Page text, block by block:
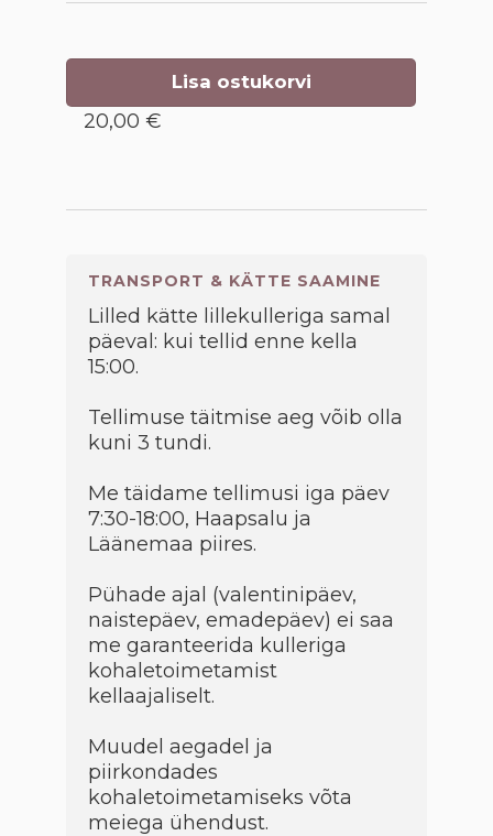
Lisa ostukorvi
20,00 €
TRANSPORT & KÄTTE SAAMINE
Lilled kätte lillekulleriga samal
päeval: kui tellid enne kella
15:00.
Tellimuse täitmise aeg võib olla
kuni 3 tundi.
Me täidame tellimusi iga päev
7:30-18:00, Haapsalu ja
Läänemaa piires.
Pühade ajal (valentinipäev,
naistepäev, emadepäev) ei saa
me garanteerida kulleriga
kohaletoimetamist
kellaajaliselt.
Muudel aegadel ja
piirkondades
kohaletoimetamiseks võta
meiega ühendust.